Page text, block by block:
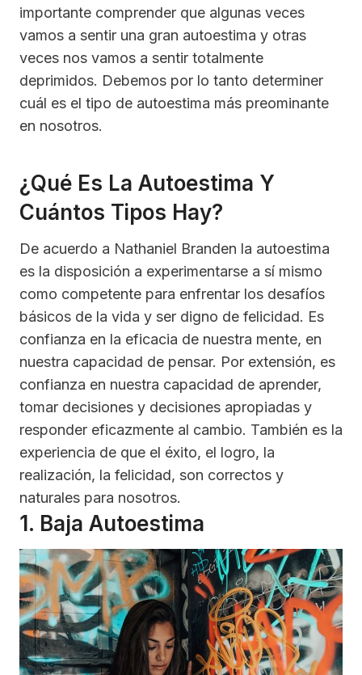
importante comprender que algunas veces
vamos a sentir una gran autoestima y otras
veces nos vamos a sentir totalmente
deprimidos. Debemos por lo tanto determiner
cuál es el tipo de autoestima más preominante
en nosotros.
¿Qué Es La Autoestima Y
Cuántos Tipos Hay?
De acuerdo a Nathaniel Branden la autoestima
es la disposición a experimentarse a sí mismo
como competente para enfrentar los desafíos
básicos de la vida y ser digno de felicidad. Es
confianza en la eficacia de nuestra mente, en
nuestra capacidad de pensar. Por extensión, es
confianza en nuestra capacidad de aprender,
tomar decisiones y decisiones apropiadas y
responder eficazmente al cambio. También es la
experiencia de que el éxito, el logro, la
realización, la felicidad, son correctos y
naturales para nosotros.
1. Baja Autoestima